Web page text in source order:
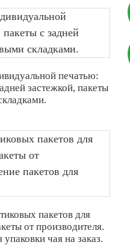
+8619953939264
печатью:
застежкой, пакеты
пакетов для
от производителя.
чая на заказ.